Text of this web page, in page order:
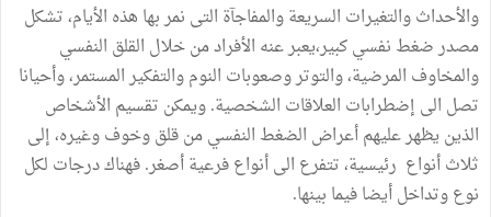
والأحداث والتغيرات السريعة والمفاجآة التى نمر بها هذه الأيام، تشكل
مصدر ضغط نفسي كبير،يعبر عنه الأفراد من خلال القلق النفسي
والمخاوف المرضية، والتوتر وصعوبات النوم والتفكير المستمر، وأحيانا
تصل الى إضطرابات العلاقات الشخصية. ويمكن تقسيم الأشخاص
الذين يظهر عليهم أعراض الضغط النفسي من قلق وخوف وغيره، إلى
ثلاث أنواع رئيسية، تتفرع الى أنواع فرعية أصغر. فهناك درجات لكل
نوع وتداخل أيضا فيما بينها.